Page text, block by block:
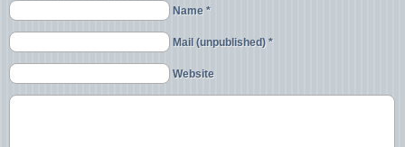
Name *
Mail (unpublished) *
Website